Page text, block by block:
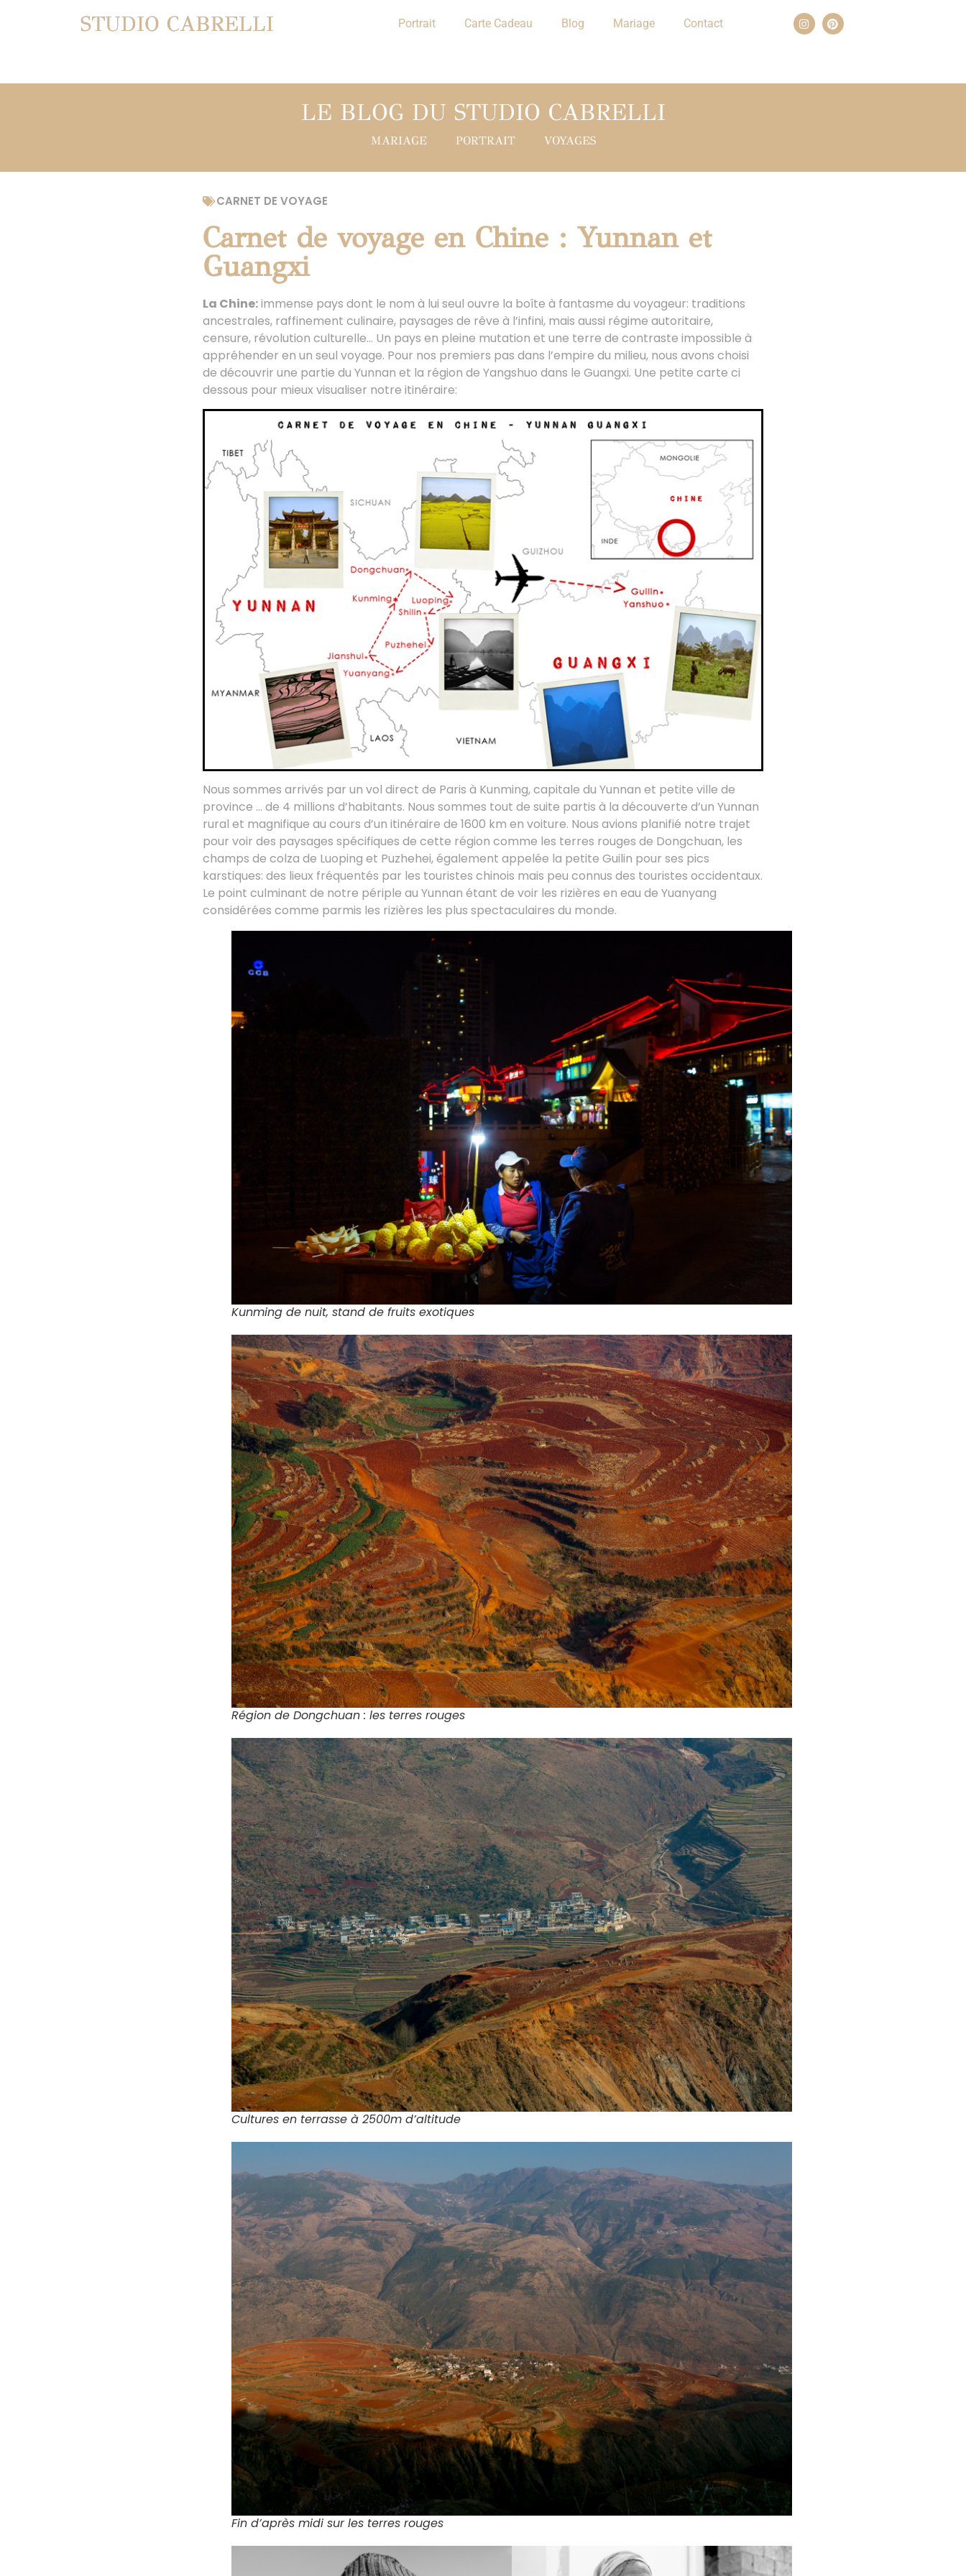
STUDIO CABRELLI Portrait Carte Cadeau Blog Mariage Contact
LE BLOG DU STUDIO CABRELLI
MARIAGE PORTRAIT VOYAGES
CARNET DE VOYAGE
Carnet de voyage en Chine : Yunnan et
Guangxi
La Chine:immense pays dont le nom à lui seul ouvre la boîte à fantasme du voyageur: traditions
ancestrales, raffinement culinaire, paysages de rêve à l’infini, mais aussi régime autoritaire,
censure, révolution culturelle… Un pays en pleine mutation et une terre de contraste impossible à
appréhender en un seul voyage. Pour nos premiers pas dans l’empire du milieu, nous avons choisi
de découvrir une partie du Yunnan et la région de Yangshuo dans le Guangxi. Une petite carte ci
dessous pour mieux visualiser notre itinéraire:
Nous sommes arrivés par un vol direct de Paris à Kunming, capitale du Yunnan et petite ville de
province … de 4 millions d’habitants. Nous sommes tout de suite partis à la découverte d’un Yunnan
rural et magnifique au cours d’un itinéraire de 1600 km en voiture. Nous avions planifié notre trajet
pour voir des paysages spécifiques de cette région comme les terres rouges de Dongchuan, les
champs de colza de Luoping et Puzhehei, également appelée la petite Guilin pour ses pics
karstiques: des lieux fréquentés par les touristes chinois mais peu connus des touristes occidentaux.
Le point culminant de notre périple au Yunnan étant de voir les rizières en eau de Yuanyang
considérées comme parmis les rizières les plus spectaculaires du monde.
Kunming de nuit, stand de fruits exotiques
Région de Dongchuan : les terres rouges
Cultures en terrasse à 2500m d’altitude
Fin d’après midi sur les terres rouges